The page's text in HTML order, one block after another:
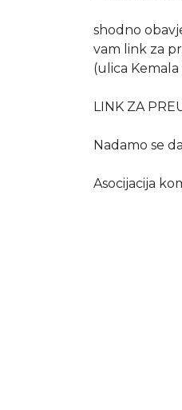
shodno
vam link za
(ulica Kemala
LINK ZA
Nadamo se
Asocijacija